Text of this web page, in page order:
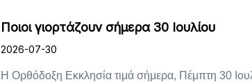
Ποιοι γιορτάζουν σήμερα 30 Ιουλίου
2026-07-30
Η Ορθόδοξη Εκκλησία τιμά σήμερα, Πέμπτη 30